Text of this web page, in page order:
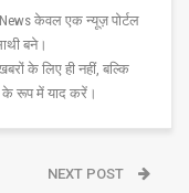
केवल एक न्यूज़ पोर्टल
बने।
के लिए ही नहीं, बल्कि
के रूप में याद करें।
NEXT POST